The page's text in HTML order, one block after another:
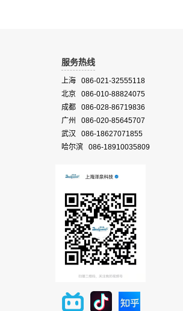
服务热线
上海 086-021-32555118
北京 086-010-88824075
成都 086-028-86719836
广州 086-020-85645707
武汉 086-18627071855
哈尔滨 086-18910035809